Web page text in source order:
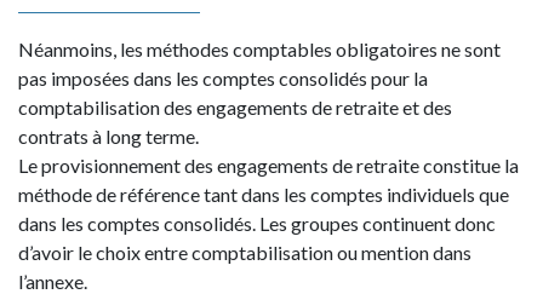
Néanmoins, les méthodes comptables obligatoires ne sont
pas imposées dans les comptes consolidés pour la
comptabilisation des engagements de retraite et des
contrats à long terme.
Le provisionnement des engagements de retraite constitue la
méthode de référence tant dans les comptes individuels que
dans les comptes consolidés. Les groupes continuent donc
d’avoir le choix entre comptabilisation ou mention dans
l’annexe.